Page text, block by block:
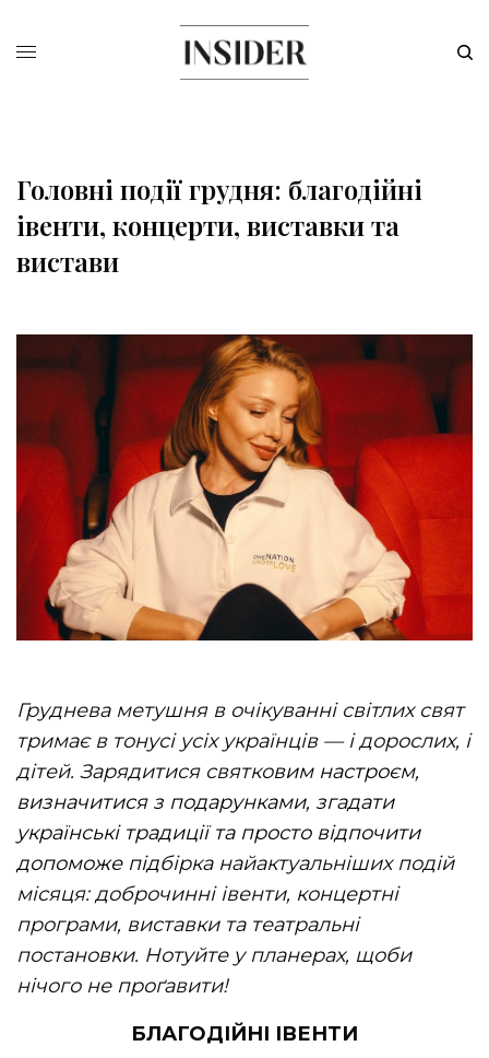
Головні події грудня: благодійні
івенти, концерти, виставки та
вистави
Груднева метушня в очікуванні світлих свят
тримає в тонусі усіх українців — і дорослих, і
дітей. Зарядитися святковим настроєм,
визначитися з подарунками, згадати
українські традиції та просто відпочити
допоможе підбірка найактуальніших подій
місяця: доброчинні івенти, концертні
програми, виставки та театральні
постановки. Нотуйте у планерах, щоби
нічого не проґавити!
БЛАГОДІЙНІ ІВЕНТИ